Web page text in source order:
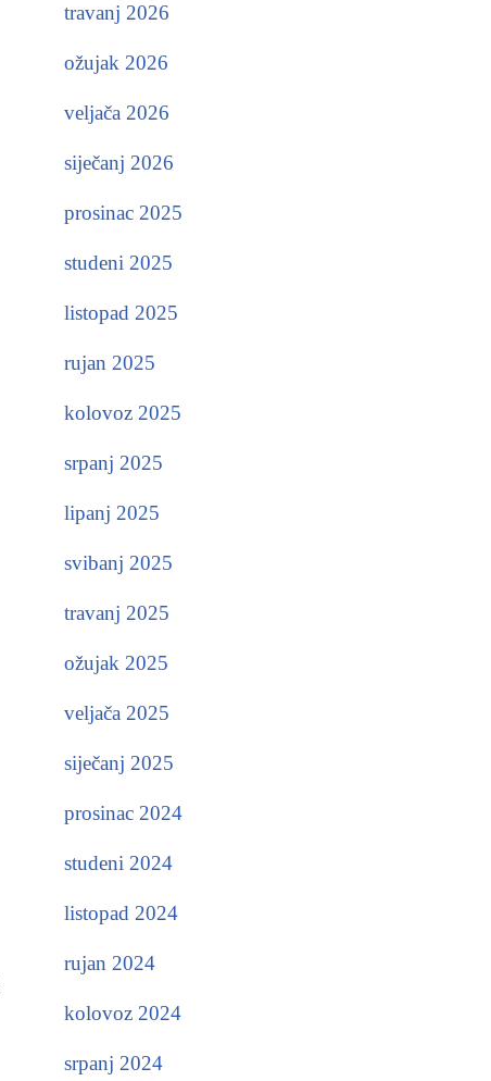
travanj 2026
ožujak 2026
veljača 2026
siječanj 2026
prosinac 2025
studeni 2025
listopad 2025
rujan 2025
kolovoz 2025
srpanj 2025
lipanj 2025
svibanj 2025
travanj 2025
ožujak 2025
veljača 2025
siječanj 2025
prosinac 2024
studeni 2024
listopad 2024
rujan 2024
kolovoz 2024
srpanj 2024